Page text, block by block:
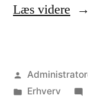
Læs videre
din
Posted
by
Posted
Erhverv